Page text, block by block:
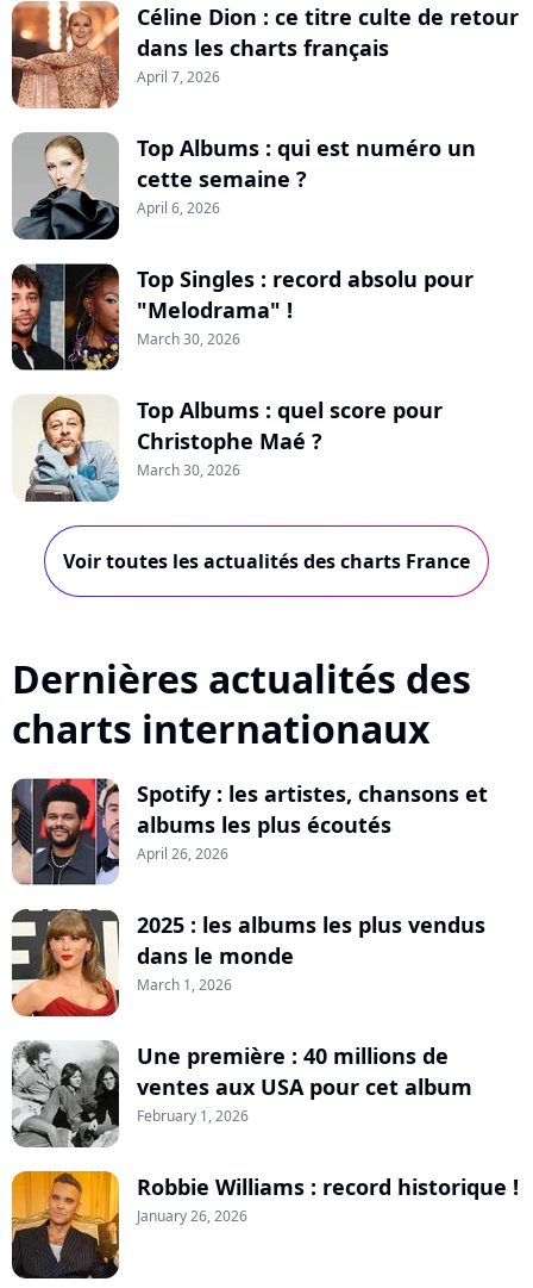
Céline Dion : ce titre culte de retour
dans les charts français
April 7, 2026
Top Albums : qui est numéro un
cette semaine ?
April 6, 2026
Top Singles : record absolu pour
"Melodrama" !
March 30, 2026
Top Albums : quel score pour
Christophe Maé ?
March 30, 2026
Voir toutes les actualités des charts France
Dernières actualités des
charts internationaux
Spotify : les artistes, chansons et
albums les plus écoutés
April 26, 2026
2025 : les albums les plus vendus
dans le monde
March 1, 2026
Une première : 40 millions de
ventes aux USA pour cet album
February 1, 2026
Robbie Williams : record historique !
January 26, 2026